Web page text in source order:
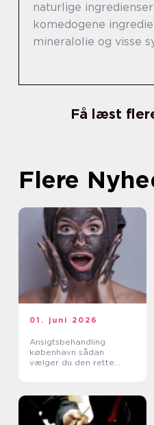
naturlige
komedogene
mineralolie og visse
Få læst
Flere
01. juni 2026
Ansigtsbehandling
københavn sådan
vælger du den rette